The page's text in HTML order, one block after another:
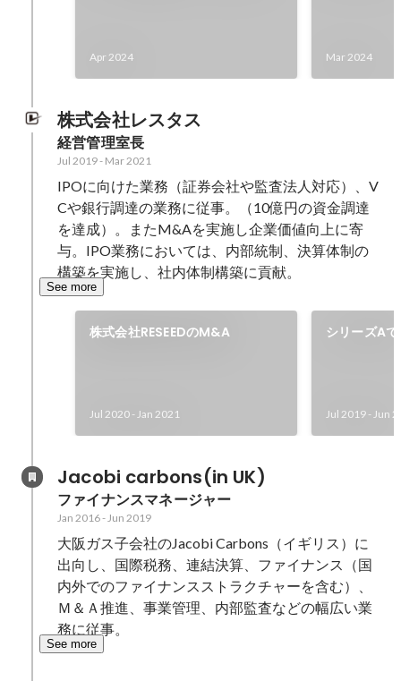
Apr 2024 Mar 2024
株式会社レスタス
経営管理室長
Jul 2019- Mar 2021
IPOに向けた業務（証券会社や監査法人対応）、V
Cや銀行調達の業務に従事。（10億円の資金調達
を達成）。またM&Aを実施し企業価値向上に寄
与。IPO業務においては、内部統制、決算体制の
構築を実施し、社内体制構築に貢献。
See more
株式会社RESEEDのM&A
Jul 2020 -Jan 2021
シリーズA
Jul 2019 -Jun
Jacobi carbons(in UK)
ファイナンスマネージャー
Jan 2016-Jun 2019
大阪ガス子会社のJacobi Carbons（イギリス）に
出向し、国際税務、連結決算、ファイナンス（国
内外でのファイナンスストラクチャーを含む）、
Ｍ＆Ａ推進、事業管理、内部監査などの幅広い業
務に従事。
See more